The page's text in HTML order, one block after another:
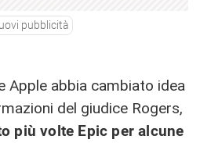
pubblicità
Apple abbia cambiato idea
del giudice Rogers,
più volte Epic per alcune